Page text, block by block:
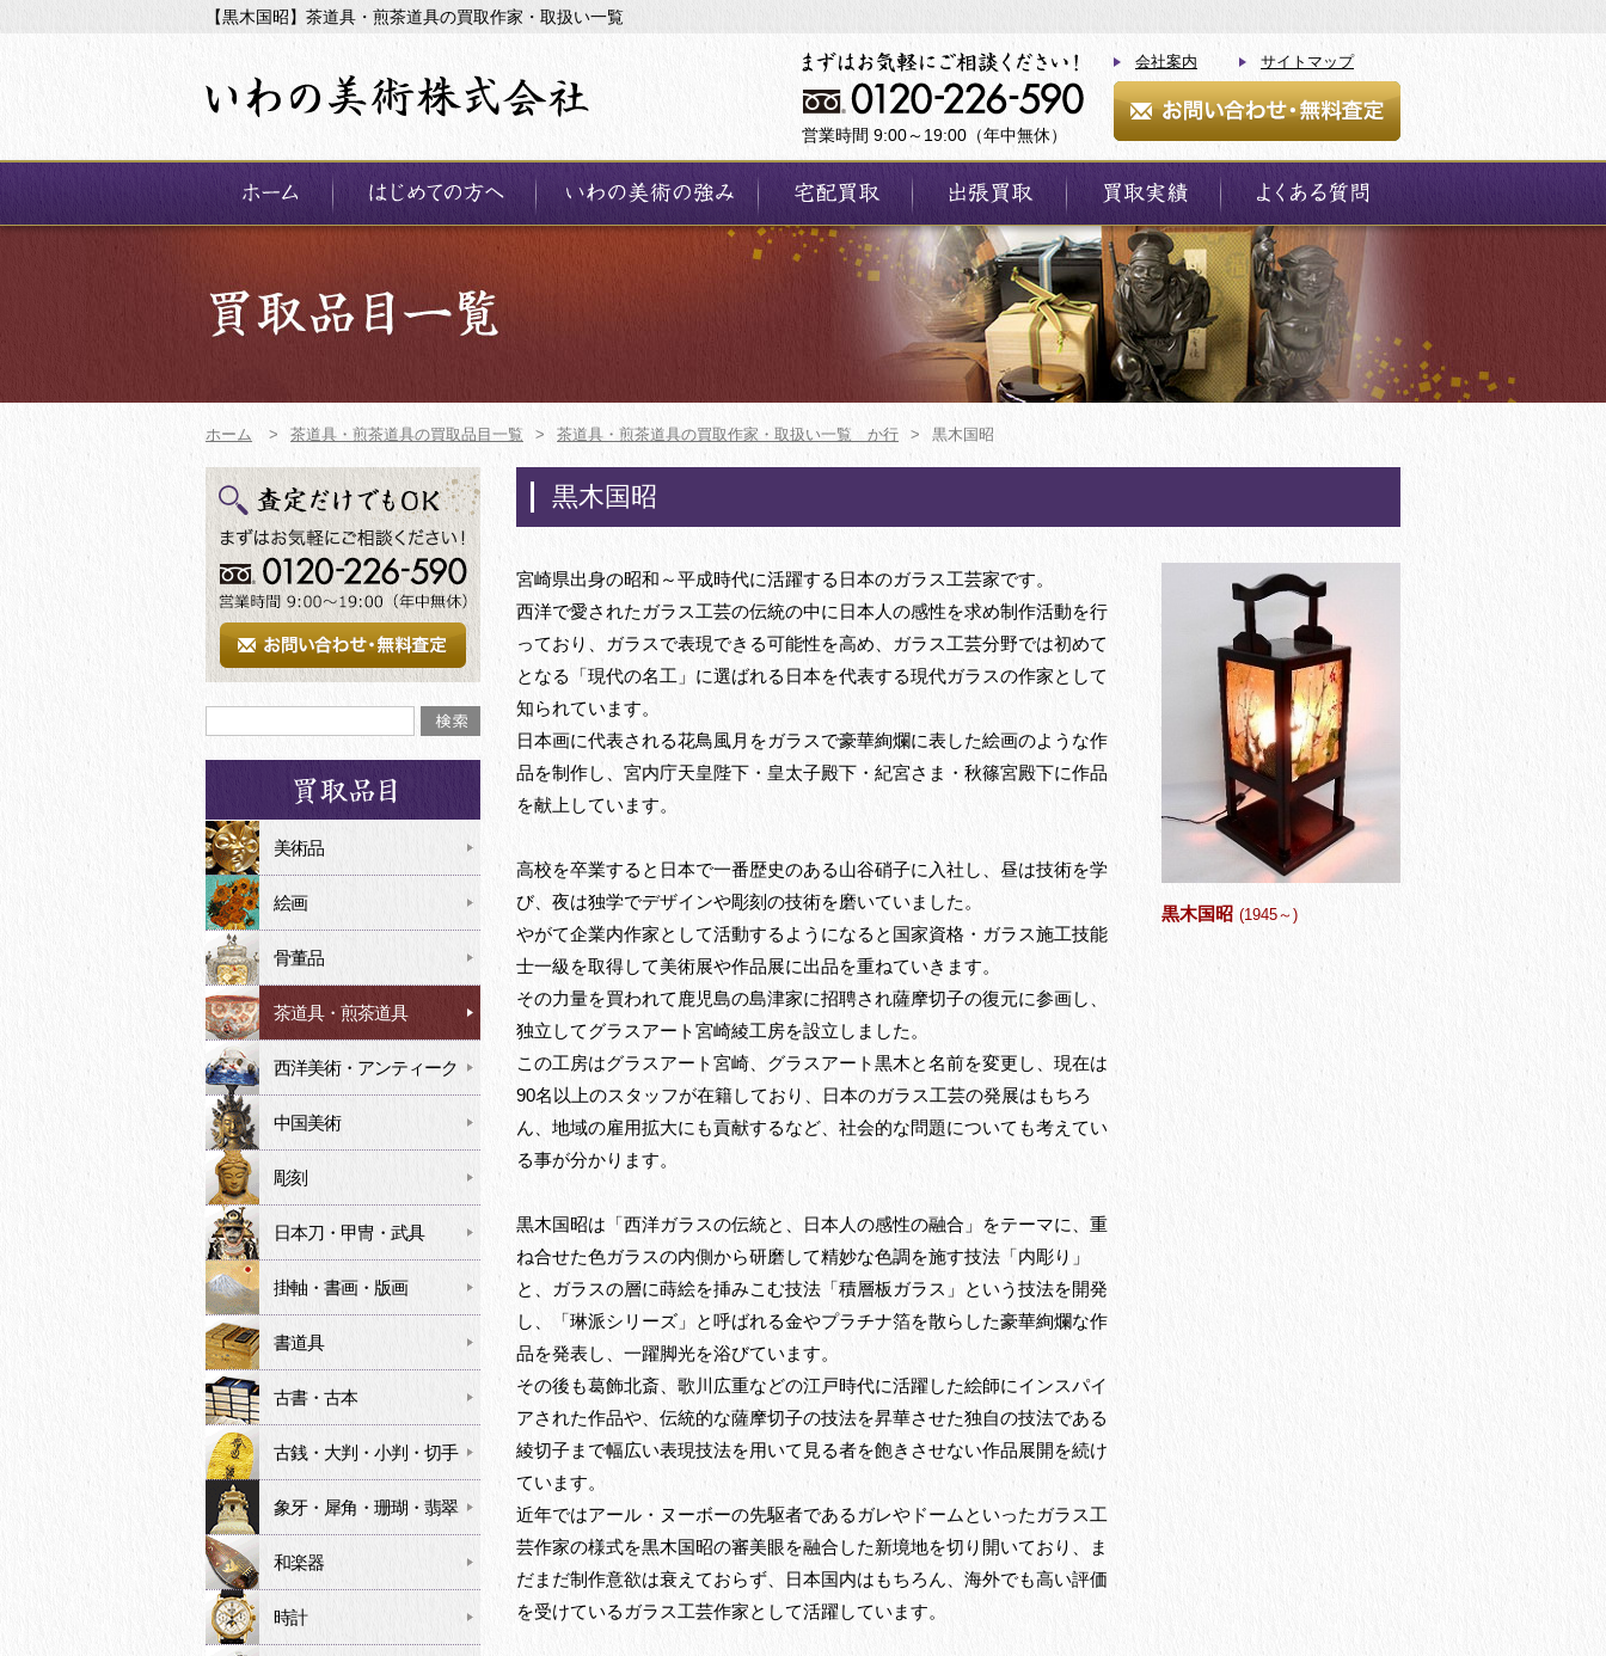
【黒木国昭】茶道具・煎茶道具の買取作家・取扱い一覧
営業時間 9:00～19:00（年中無休）
会社案内 サイトマップ
ホーム > 茶道具・煎茶道具の買取品目一覧 > 茶道具・煎茶道具の買取作家・取扱い一覧 か行 > 黒木国昭
黒木国昭
黒木国昭 (1945～)
宮崎県出身の昭和～平成時代に活躍する日本のガラス工芸家です。
西洋で愛されたガラス工芸の伝統の中に日本人の感性を求め制作活動を行
っており、ガラスで表現できる可能性を高め、ガラス工芸分野では初めて
となる「現代の名工」に選ばれる日本を代表する現代ガラスの作家として
知られています。
日本画に代表される花鳥風月をガラスで豪華絢爛に表した絵画のような作
品を制作し、宮内庁天皇陛下・皇太子殿下・紀宮さま・秋篠宮殿下に作品
を献上しています。
高校を卒業すると日本で一番歴史のある山谷硝子に入社し、昼は技術を学
び、夜は独学でデザインや彫刻の技術を磨いていました。
やがて企業内作家として活動するようになると国家資格・ガラス施工技能
士一級を取得して美術展や作品展に出品を重ねていきます。
その力量を買われて鹿児島の島津家に招聘され薩摩切子の復元に参画し、
独立してグラスアート宮崎綾工房を設立しました。
この工房はグラスアート宮崎、グラスアート黒木と名前を変更し、現在は
90名以上のスタッフが在籍しており、日本のガラス工芸の発展はもちろ
ん、地域の雇用拡大にも貢献するなど、社会的な問題についても考えてい
る事が分かります。
黒木国昭は「西洋ガラスの伝統と、日本人の感性の融合」をテーマに、重
ね合せた色ガラスの内側から研磨して精妙な色調を施す技法「内彫り」
と、ガラスの層に蒔絵を挿みこむ技法「積層板ガラス」という技法を開発
し、「琳派シリーズ」と呼ばれる金やプラチナ箔を散らした豪華絢爛な作
品を発表し、一躍脚光を浴びています。
その後も葛飾北斎、歌川広重などの江戸時代に活躍した絵師にインスパイ
アされた作品や、伝統的な薩摩切子の技法を昇華させた独自の技法である
綾切子まで幅広い表現技法を用いて見る者を飽きさせない作品展開を続け
ています。
近年ではアール・ヌーボーの先駆者であるガレやドームといったガラス工
芸作家の様式を黒木国昭の審美眼を融合した新境地を切り開いており、ま
だまだ制作意欲は衰えておらず、日本国内はもちろん、海外でも高い評価
を受けているガラス工芸作家として活躍しています。
美術品
絵画
骨董品
茶道具・煎茶道具
西洋美術・アンティーク
中国美術
彫刻
日本刀・甲冑・武具
掛軸・書画・版画
書道具
古書・古本
古銭・大判・小判・切手
象牙・犀角・珊瑚・翡翠
和楽器
時計